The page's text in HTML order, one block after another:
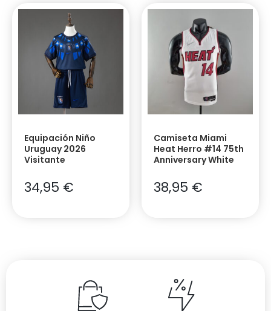
Equipación Niño
Uruguay 2026
Visitante
34,95 €
Camiseta Miami
Heat Herro #14 75th
Anniversary White
38,95 €